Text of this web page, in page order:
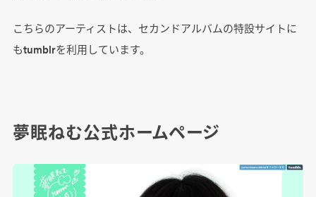
こちらのアーティストは、セカンドアルバムの特設サイトに
もtumblrを利用しています。
夢眠ねむ公式ホームページ